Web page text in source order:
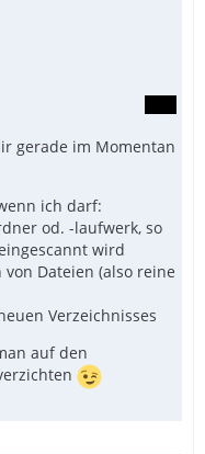
gerade im Momentan
ich darf:
od. -laufwerk, so
wird
Dateien (also reine
Verzeichnisses
auf den